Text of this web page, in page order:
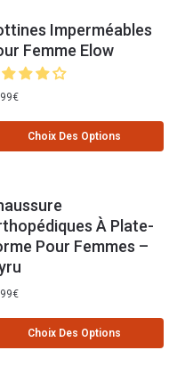
Imperméables
Femme Elow
€
Choix Des Options
À Plate-
Pour Femmes –
€
Choix Des Options